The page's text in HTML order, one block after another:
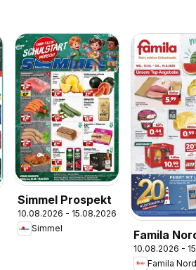
Simmel Prospekt
10.08.2026 - 15.08.2026
Simmel
Famila
Prospekt
10.08.2026 -
Famila